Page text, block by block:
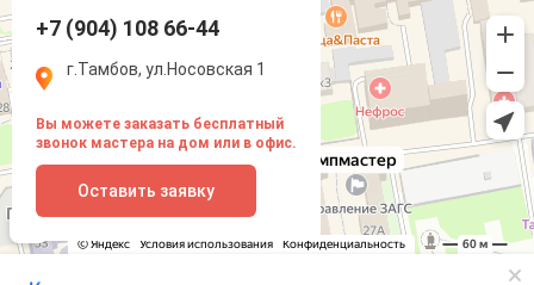
+7 (904) 108 66-44
г.Тамбов, ул.Носовская 1
Вы можете заказать бесплатный
звонок мастера на дом или в офис.
Оставить заявку